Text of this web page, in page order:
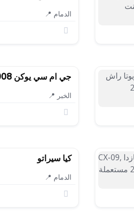
الدمام 📍
جي ام سي يوكن 2008 مستعملة
الخبر 📍
كيا سيراتو
الدمام 📍